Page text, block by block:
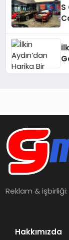
Reklam &
Hakkımızda